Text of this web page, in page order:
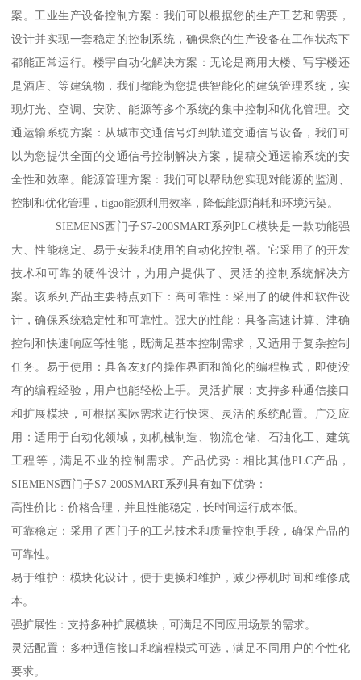
案。工业生产设备控制方案：我们可以根据您的生产工艺和需要，
设计并实现一套稳定的控制系统，确保您的生产设备在工作状态下
都能正常运行。楼宇自动化解决方案：无论是商用大楼、写字楼还
是酒店、等建筑物，我们都能为您提供智能化的建筑管理系统，实
现灯光、空调、安防、能源等多个系统的集中控制和优化管理。交
通运输系统方案：从城市交通信号灯到轨道交通信号设备，我们可
以为您提供全面的交通信号控制解决方案，提稿交通运输系统的安
全性和效率。能源管理方案：我们可以帮助您实现对能源的监测、
控制和优化管理，tigao能源利用效率，降低能源消耗和环境污染。
SIEMENS西门子S7-200SMART系列PLC模块是一款功能强
大、性能稳定、易于安装和使用的自动化控制器。它采用了的开发
技术和可靠的硬件设计，为用户提供了、灵活的控制系统解决方
案。该系列产品主要特点如下：高可靠性：采用了的硬件和软件设
计，确保系统稳定性和可靠性。强大的性能：具备高速计算、津确
控制和快速响应等性能，既满足基本控制需求，又适用于复杂控制
任务。易于使用：具备友好的操作界面和简化的编程模式，即使没
有的编程经验，用户也能轻松上手。灵活扩展：支持多种通信接口
和扩展模块，可根据实际需求进行快速、灵活的系统配置。广泛应
用：适用于自动化领域，如机械制造、物流仓储、石油化工、建筑
工程等，满足不业的控制需求。产品优势：相比其他PLC产品，
SIEMENS西门子S7-200SMART系列具有如下优势：
高性价比：价格合理，并且性能稳定，长时间运行成本低。
可靠稳定：采用了西门子的工艺技术和质量控制手段，确保产品的
可靠性。
易于维护：模块化设计，便于更换和维护，减少停机时间和维修成
本。
强扩展性：支持多种扩展模块，可满足不同应用场景的需求。
灵活配置：多种通信接口和编程模式可选，满足不同用户的个性化
要求。